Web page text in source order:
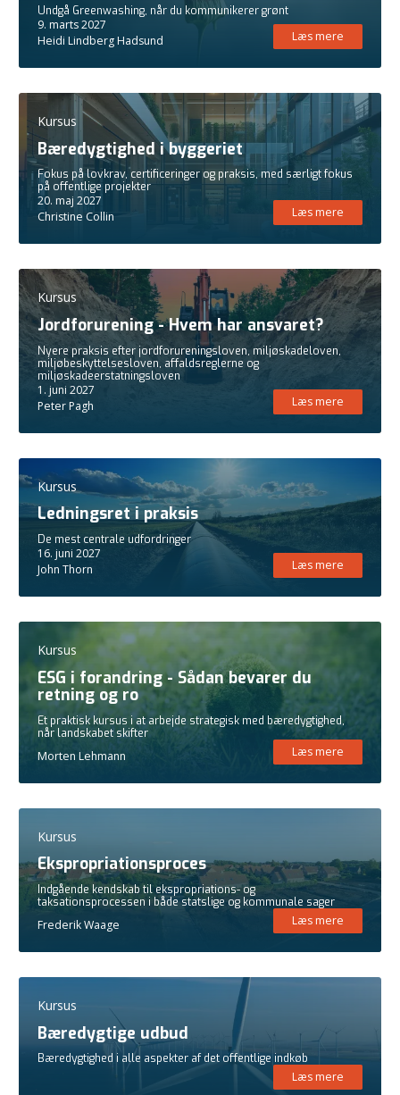
Undgå Greenwashing, når du kommunikerer grønt
9. marts 2027
Heidi Lindberg Hadsund
Læs mere
Kursus
Bæredygtighed i byggeriet
Fokus på lovkrav, certificeringer og praksis, med særligt fokus
på offentlige projekter
20. maj 2027
Christine Collin
Læs mere
Kursus
Jordforurening - Hvem har ansvaret?
Nyere praksis efter jordforureningsloven, miljøskadeloven,
miljøbeskyttelsesloven, affaldsreglerne og
miljøskadeerstatningsloven
1. juni 2027
Peter Pagh
Læs mere
Kursus
Ledningsret i praksis
De mest centrale udfordringer
16. juni 2027
John Thorn
Læs mere
Kursus
ESG i forandring - Sådan bevarer du
retning og ro
Et praktisk kursus i at arbejde strategisk med bæredygtighed,
når landskabet skifter
Morten Lehmann Læs mere
Kursus
Ekspropriationsproces
Indgående kendskab til ekspropriations- og
taksationsprocessen i både statslige og kommunale sager
Frederik Waage Læs mere
Kursus
Bæredygtige udbud
Bæredygtighed i alle aspekter af det offentlige indkøb
Læs mere